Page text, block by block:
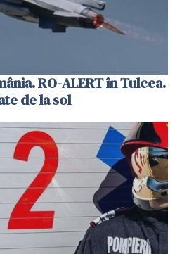
RO-ALERT în Tulcea.
de la sol